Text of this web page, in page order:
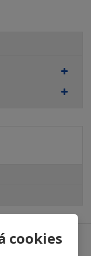
cookies